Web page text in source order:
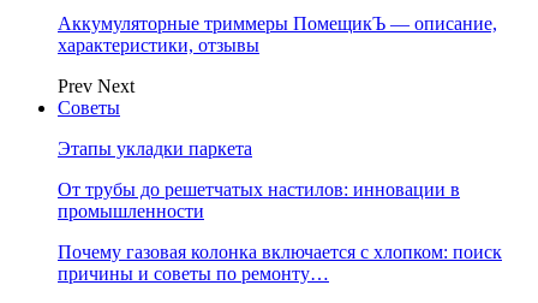
Аккумуляторные триммеры ПомещикЪ — описание,
характеристики, отзывы
Prev Next
Советы
Этапы укладки паркета
От трубы до решетчатых настилов: инновации в
промышленности
Почему газовая колонка включается с хлопком: поиск
причины и советы по ремонту…